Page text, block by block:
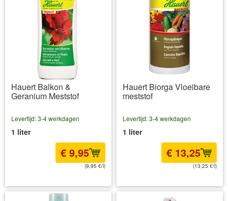
Hauert Balkon &
Geranium Meststof
Levertijd: 3-4 werkdagen
1 liter
€ 9,95
(9,95 €/l)
Hauert Biorga Vloeibare
meststof
Levertijd: 3-4 werkdagen
1 liter
€ 13,25
(13,25 €/l)